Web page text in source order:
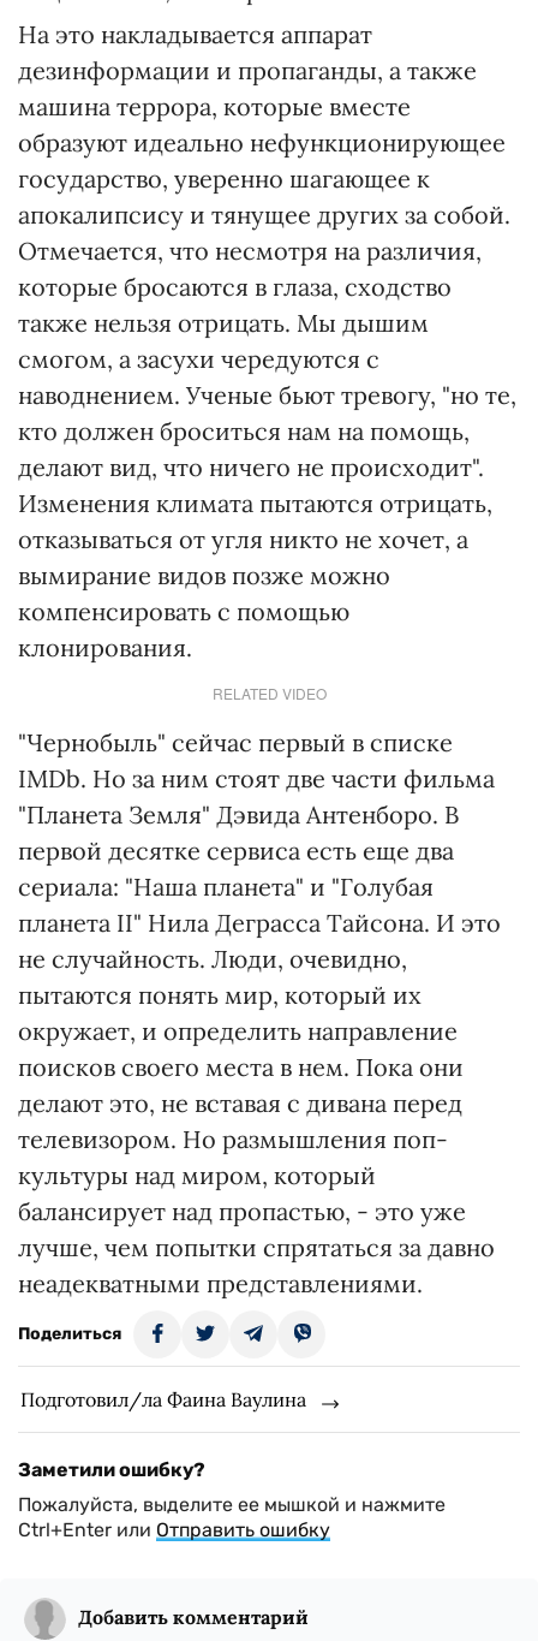
На это накладывается аппарат
дезинформации и пропаганды, а также
машина террора, которые вместе
образуют идеально нефункционирующее
государство, уверенно шагающее к
апокалипсису и тянущее других за собой.
Отмечается, что несмотря на различия,
которые бросаются в глаза, сходство
также нельзя отрицать. Мы дышим
смогом, а засухи чередуются с
наводнением. Ученые бьют тревогу, "но те,
кто должен броситься нам на помощь,
делают вид, что ничего не происходит".
Изменения климата пытаются отрицать,
отказываться от угля никто не хочет, а
вымирание видов позже можно
компенсировать с помощью
клонирования.
RELATED VIDEO
"Чернобыль" сейчас первый в списке
IMDb. Но за ним стоят две части фильма
"Планета Земля" Дэвида Антенборо. В
первой десятке сервиса есть еще два
сериала: "Наша планета" и "Голубая
планета II" Нила Деграсса Тайсона. И это
не случайность. Люди, очевидно,
пытаются понять мир, который их
окружает, и определить направление
поисков своего места в нем. Пока они
делают это, не вставая с дивана перед
телевизором. Но размышления поп-
культуры над миром, который
балансирует над пропастью, - это уже
лучше, чем попытки спрятаться за давно
неадекватными представлениями.
Поделиться
Подготовил/ла Фаина Ваулина
Заметили ошибку?
Пожалуйста, выделите ее мышкой и нажмите
Ctrl+Enter или Отправить ошибку
Добавить комментарий